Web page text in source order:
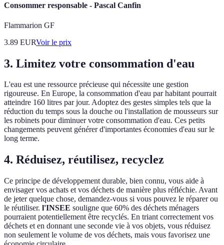
Consommer responsable - Pascal Canfin
Flammarion GF
3.89 EURVoir le prix
3. Limitez votre consommation d'eau
L'eau est une ressource précieuse qui nécessite une gestion
rigoureuse. En Europe, la consommation d'eau par habitant pourrait
atteindre 160 litres par jour. Adoptez des gestes simples tels que la
réduction du temps sous la douche ou l'installation de mousseurs sur
les robinets pour diminuer votre consommation d'eau. Ces petits
changements peuvent générer d'importantes économies d'eau sur le
long terme.
4. Réduisez, réutilisez, recyclez
Ce principe de développement durable, bien connu, vous aide à
envisager vos achats et vos déchets de manière plus réfléchie. Avant
de jeter quelque chose, demandez-vous si vous pouvez le réparer ou
le réutiliser. l'INSEE souligne que 60% des déchets ménagers
pourraient potentiellement être recyclés. En triant correctement vos
déchets et en donnant une seconde vie à vos objets, vous réduisez
non seulement le volume de vos déchets, mais vous favorisez une